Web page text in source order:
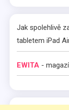
Jak spolehlivě
tabletem iPad
EWITA -